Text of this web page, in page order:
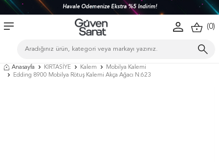
Havale Ödemenize Ekstra %5 İndirim!
(0)
Anasayfa KIRTASİYE Kalem
Mobilya Kalemi
Edding 8900 Mobilya Rötuş Kalemi Akça Ağacı N:623